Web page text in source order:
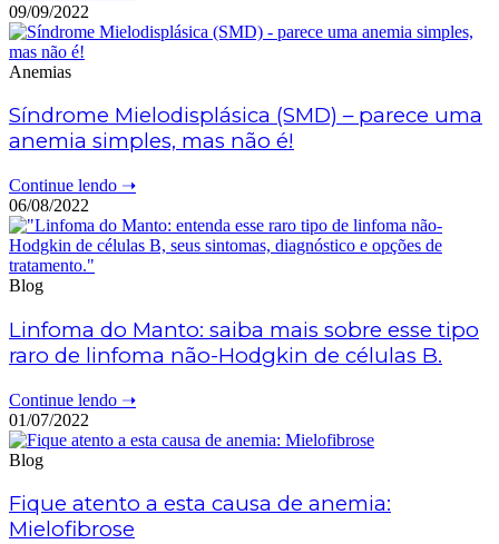
09/09/2022
Anemias
Síndrome Mielodisplásica (SMD) – parece uma
anemia simples, mas não é!
Continue lendo ➝
06/08/2022
Blog
Linfoma do Manto: saiba mais sobre esse tipo
raro de linfoma não-Hodgkin de células B.
Continue lendo ➝
01/07/2022
Blog
Fique atento a esta causa de anemia:
Mielofibrose